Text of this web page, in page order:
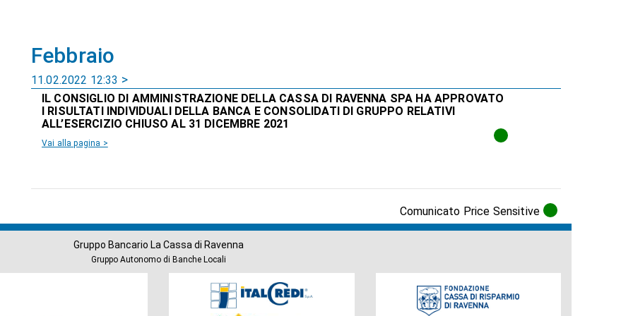
Febbraio
11.02.2022 12:33
IL CONSIGLIO DI AMMINISTRAZIONE DELLA CASSA DI RAVENNA SPA HA APPROVATO
I RISULTATI INDIVIDUALI DELLA BANCA E CONSOLIDATI DI GRUPPO RELATIVI
ALL’ESERCIZIO CHIUSO AL 31 DICEMBRE 2021
Vai alla pagina >
Comunicato Price Sensitive
Gruppo Bancario La Cassa di Ravenna
Gruppo Autonomo di Banche Locali
Società
Fondazione